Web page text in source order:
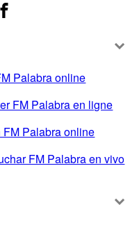
Palabra online
FM Palabra en ligne
FM Palabra online
FM Palabra en vivo